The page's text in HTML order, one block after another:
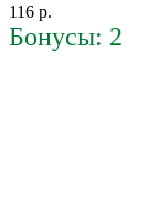
116 р.
Бонусы: 2